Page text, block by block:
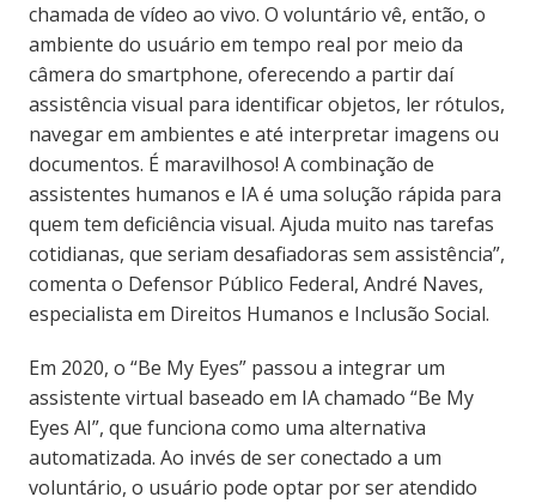
chamada de vídeo ao vivo. O voluntário vê, então, o
ambiente do usuário em tempo real por meio da
câmera do smartphone, oferecendo a partir daí
assistência visual para identificar objetos, ler rótulos,
navegar em ambientes e até interpretar imagens ou
documentos. É maravilhoso! A combinação de
assistentes humanos e IA é uma solução rápida para
quem tem deficiência visual. Ajuda muito nas tarefas
cotidianas, que seriam desafiadoras sem assistência”,
comenta o Defensor Público Federal, André Naves,
especialista em Direitos Humanos e Inclusão Social.
Em 2020, o “Be My Eyes” passou a integrar um
assistente virtual baseado em IA chamado “Be My
Eyes AI”, que funciona como uma alternativa
automatizada. Ao invés de ser conectado a um
voluntário, o usuário pode optar por ser atendido